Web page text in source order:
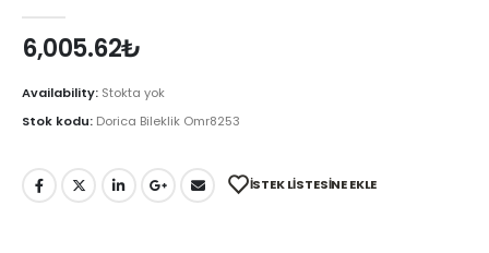
6,005.62₺
Availability: Stokta yok
Stok kodu: Dorica Bileklik Omr8253
İSTEK LISTESINE EKLE